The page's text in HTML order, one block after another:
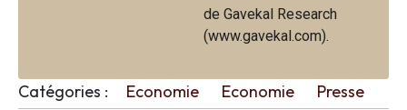
de Gavekal Research
(www.gavekal.com).
Catégories : Economie Economie Presse